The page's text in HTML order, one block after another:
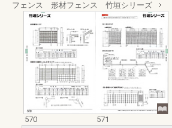
フェンス 形材フェンス 竹垣シリーズ
570
571